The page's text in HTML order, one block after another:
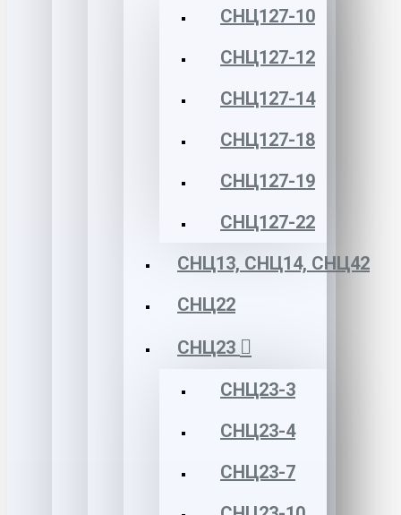
СНЦ127-10
СНЦ127-12
СНЦ127-14
СНЦ127-18
СНЦ127-19
СНЦ127-22
СНЦ13, СНЦ14, СНЦ42
СНЦ22
СНЦ23
СНЦ23-3
СНЦ23-4
СНЦ23-7